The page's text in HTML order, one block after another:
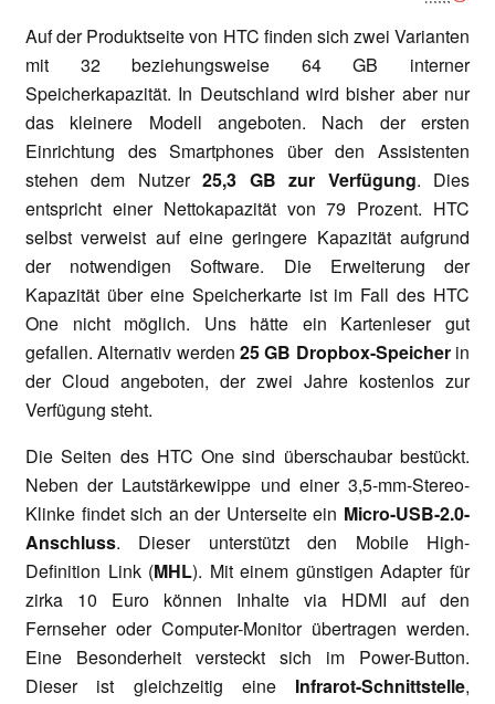
Auf der Produktseite von HTC finden sich zwei Varianten
mit 32 beziehungsweise 64 GB interner
Speicherkapazität. In Deutschland wird bisher aber nur
das kleinere Modell angeboten. Nach der ersten
Einrichtung des Smartphones über den Assistenten
stehen dem Nutzer25,3 GB zur Verfügung. Dies
entspricht einer Nettokapazität von 79 Prozent. HTC
selbst verweist auf eine geringere Kapazität aufgrund
der notwendigen Software. Die Erweiterung der
Kapazität über eine Speicherkarte ist im Fall des HTC
One nicht möglich. Uns hätte ein Kartenleser gut
gefallen. Alternativ werden 25 GB Dropbox-Speicher in
der Cloud angeboten, der zwei Jahre kostenlos zur
Verfügung steht.
Die Seiten des HTC One sind überschaubar bestückt.
Neben der Lautstärkewippe und einer 3,5-mm-Stereo-
Klinke findet sich an der Unterseite ein Micro-USB-2.0-
Anschluss. Dieser unterstützt den Mobile High-
Definition Link (MHL). Mit einem günstigen Adapter für
zirka 10 Euro können Inhalte via HDMI auf den
Fernseher oder Computer-Monitor übertragen werden.
Eine Besonderheit versteckt sich im Power-Button.
Dieser ist gleichzeitig eine Infrarot-Schnittstelle,